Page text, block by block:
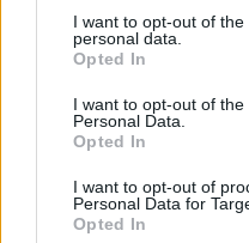
I want to opt-out of
personal data.
Opted In
I want to opt-out of the
Personal Data.
Opted In
I want to opt-out of
Personal Data for
Opted In
Ο καφές χωρίς καφεΐνη
καφεΐνη και, δεδομένου
αποδειχθεί ότι
παραγωγής γαστρικού
φλιτζάνι καφέ χωρίς
χαμηλότερες